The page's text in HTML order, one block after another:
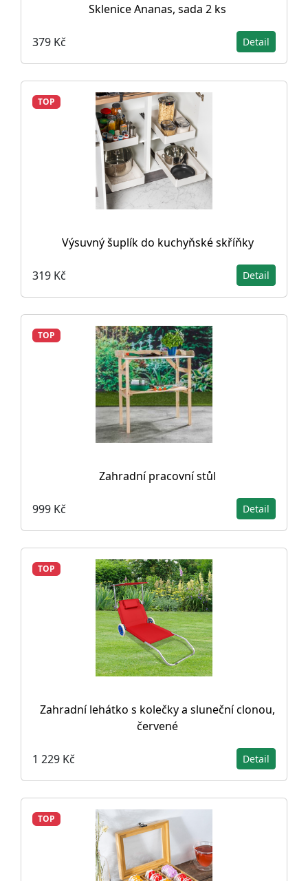
Sklenice Ananas, sada 2 ks
379 Kč Detail
TOP
Výsuvný šuplík do kuchyňské skříňky
319 Kč Detail
TOP
Zahradní pracovní stůl
999 Kč Detail
TOP
Zahradní lehátko s kolečky a sluneční clonou,
červené
1 229 Kč Detail
TOP